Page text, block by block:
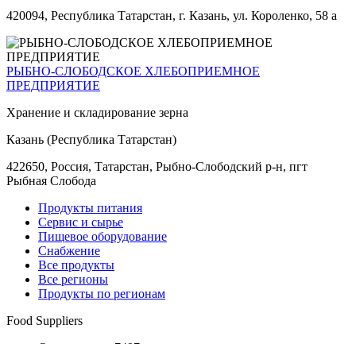
420094, Республика Татарстан, г. Казань, ул. Короленко, 58 а
РЫБНО-СЛОБОДСКОЕ ХЛЕБОПРИЕМНОЕ
ПРЕДПРИЯТИЕ
Хранение и складирование зерна
Казань (Республика Татарстан)
422650, Россия, Татарстан, Рыбно-Слободский р-н, пгт
Рыбная Слобода
Продукты питания
Сервис и сырье
Пищевое оборудование
Снабжение
Все продукты
Все регионы
Продукты по регионам
Food Suppliers